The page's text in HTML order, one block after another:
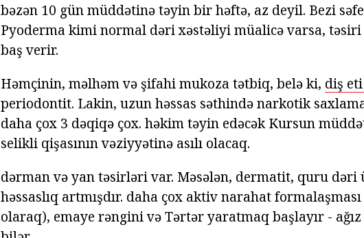
bəzən 10 gün müddətinə təyin bir həftə, az deyil. Bezi
Pyoderma kimi normal dəri xəstəliyi müalicə varsa,
baş verir.
Həmçinin, məlhəm və şifahi mukoza tətbiq, belə ki, diş
periodontit. Lakin, uzun həssas səthində narkotik
daha çox 3 dəqiqə çox. həkim təyin edəcək Kursun
selikli qişasının vəziyyətinə asılı olacaq.
dərman və yan təsirləri var. Məsələn, dermatit, quru dəri
həssaslıq artmışdır. daha çox aktiv narahat
olaraq), emaye rəngini və Tərtər yaratmaq başlayır -